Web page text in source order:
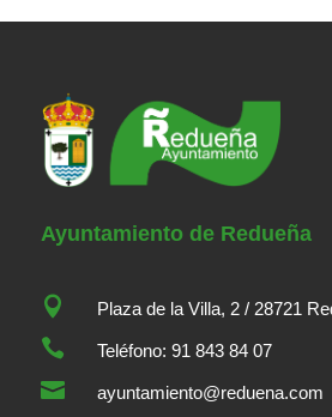
Ayuntamiento de Redueña
 Plaza de la Villa, 2 / 28721
 Teléfono: 91 843 84 07
 ayuntamiento@reduena.com